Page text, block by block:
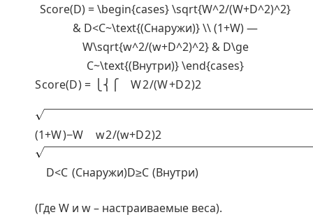
Score(D) = \begin{cases} \sqrt{W^2/(W+D^2)^2}
& D<C~\text{(Снаружи)} \\ (1+W) —
W\sqrt{w^2/(w+D^2)^2} & D\ge
C~\text{(Внутри)} \end{cases}
Score(D) = ⎨ ⎧ W2/(W+D2)2
(1+W)−W w2/(w+D2)2
D<C (Снаружи)D≥C (Внутри)
(Где W и w – настраиваемые веса).